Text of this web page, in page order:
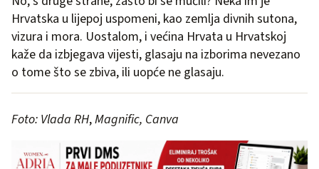
Hrvatska u lijepoj uspomeni, kao zemlja divnih sutona,
vizura i mora. Uostalom, i većina Hrvata u Hrvatskoj
kaže da izbjegava vijesti, glasaju na izborima nevezano
o tome što se zbiva, ili uopće ne glasaju.
Foto: Vlada RH,Magnific, Canva